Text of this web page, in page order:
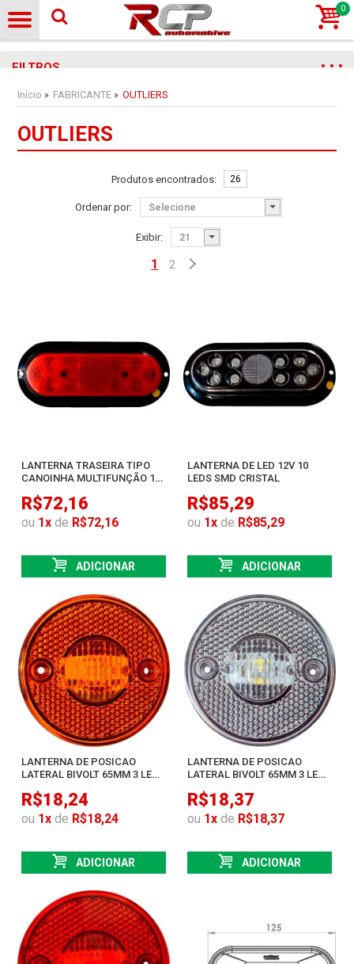
0
Início » FABRICANTE » OUTLIERS
FILTROS
OUTLIERS
Produtos encontrados: 26
Ordenar por:
Exibir:
1 2
LANTERNA TRASEIRA TIPO
CANOINHA MULTIFUNÇÃO 10
R$72,16
ou 1x de R$72,16
ADICIONAR
LANTERNA DE LED 12V 10
LEDS SMD CRISTAL
R$85,29
ou 1x de R$85,29
ADICIONAR
LANTERNA DE POSICAO
LATERAL BIVOLT 65MM 3 LEDS
R$18,24
ou 1x de R$18,24
ADICIONAR
LANTERNA DE POSICAO
LATERAL BIVOLT 65MM 3 LEDS
R$18,37
ou 1x de R$18,37
ADICIONAR